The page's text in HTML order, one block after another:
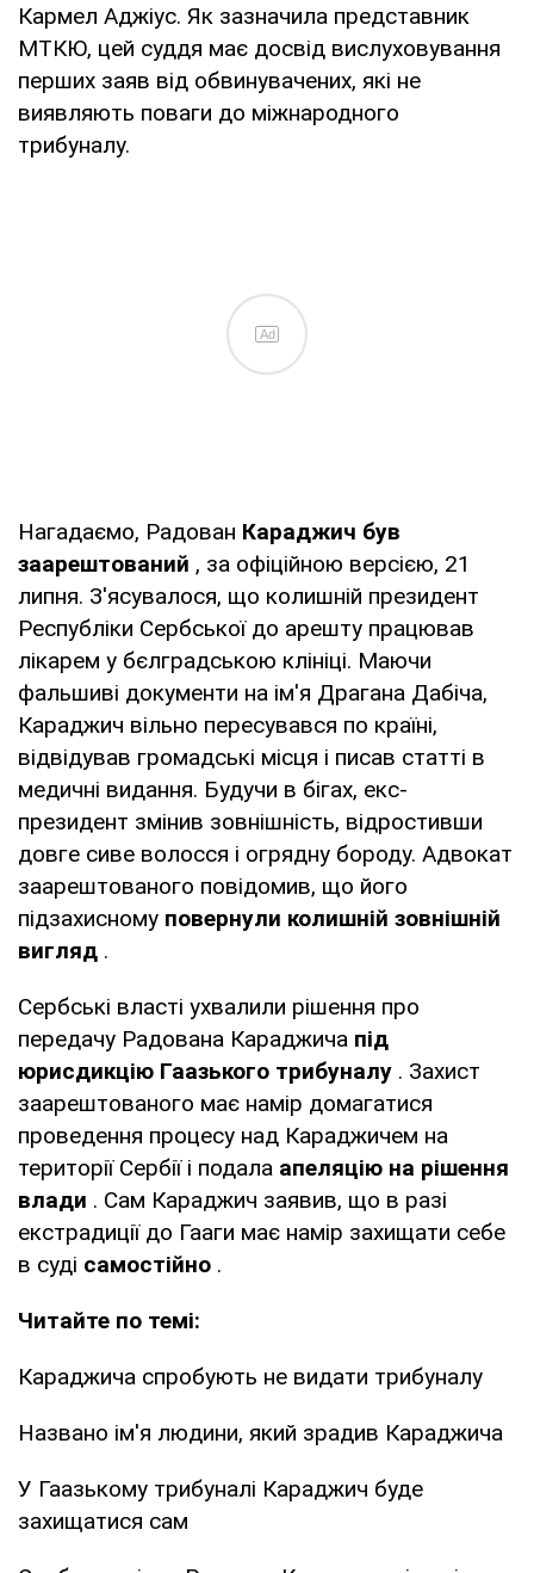
Кармел Аджіус. Як зазначила представник
МТКЮ, цей суддя має досвід вислуховування
перших заяв від обвинувачених, які не
виявляють поваги до міжнародного
трибуналу.
Ad
Нагадаємо, Радован Караджич був
заарештований , за офіційною версією, 21
липня. З'ясувалося, що колишній президент
Республіки Сербської до арешту працював
лікарем у бєлградською клініці. Маючи
фальшиві документи на ім'я Драгана Дабіча,
Караджич вільно пересувався по країні,
відвідував громадські місця і писав статті в
медичні видання. Будучи в бігах, екс-
президент змінив зовнішність, відростивши
довге сиве волосся і огрядну бороду. Адвокат
заарештованого повідомив, що його
підзахисному повернули колишній зовнішній
вигляд .
Сербські власті ухвалили рішення про
передачу Радована Караджича під
юрисдикцію Гаазького трибуналу . Захист
заарештованого має намір домагатися
проведення процесу над Караджичем на
території Сербії і подала апеляцію на рішення
влади . Сам Караджич заявив, що в разі
екстрадиції до Гааги має намір захищати себе
в суді самостійно .
Читайте по темі:
Караджича спробують не видати трибуналу
Названо ім'я людини, який зрадив Караджича
У Гаазькому трибуналі Караджич буде
захищатися сам